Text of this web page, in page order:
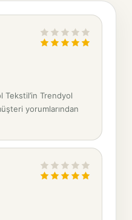
Trendyol
yorumlarından